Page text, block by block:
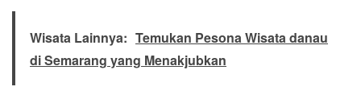
Wisata Lainnya: Temukan Pesona Wisata danau
di Semarang yang Menakjubkan